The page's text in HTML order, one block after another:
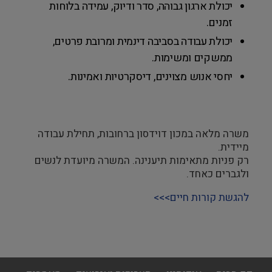
יכולת ארגון גבוהה, סדר ודיוק, עמידה בלוחות
זמנים.
יכולת עבודה בסביבה דינמית ומרובת פרטים,
ממשקים ומשימות.
יחסי אנוש מצוינים, דיסקרטיות ואמינות.
משרה מלאה במכון דוידסון ברחובות, תחילת עבודה
מיידית.
רק פניות מתאימות תיענינה. המשרה מיועדת לנשים
ולגברים כאחד.
להגשת קורות חיים>>>